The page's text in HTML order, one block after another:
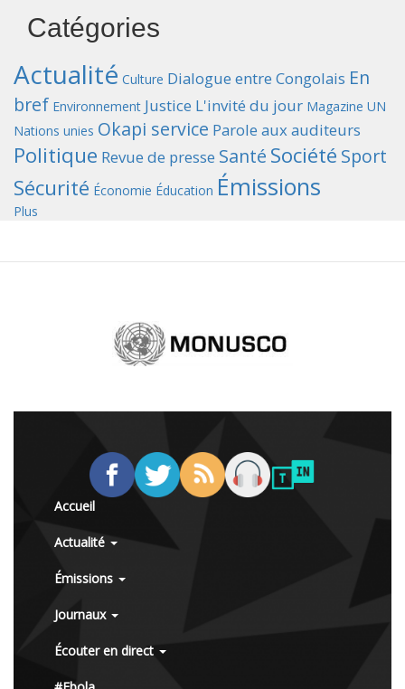
Catégories
Actualité Culture Dialogue entre Congolais En
bref Environnement Justice L'invité du jour Magazine UN
Nations unies Okapi service Parole aux auditeurs
Politique Revue de presse Santé Société Sport
Sécurité Économie Éducation Émissions
Plus
Accueil
Actualité
Émissions
Journaux
Écouter en direct